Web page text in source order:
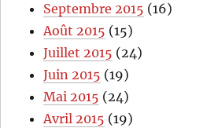
Septembre 2015 (16)
Août 2015 (15)
Juillet 2015 (24)
Juin 2015 (19)
Mai 2015 (24)
Avril 2015 (19)